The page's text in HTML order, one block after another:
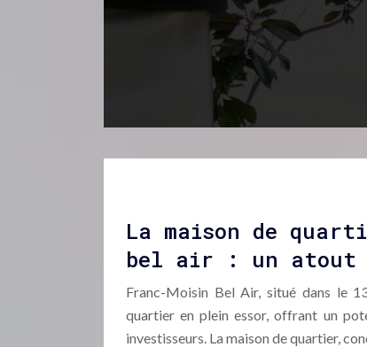
La maison de
bel air : un atout
Franc-Moisin Bel Air, situé dans le
quartier en plein essor, offrant un
investisseurs. La maison de quartier,